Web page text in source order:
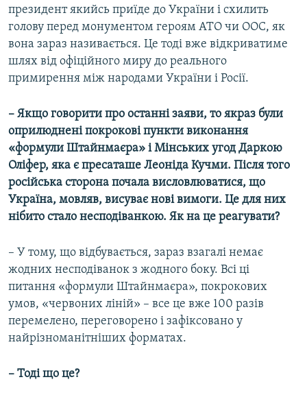
президент якийсь приїде до України і схилить
голову перед монументом героям АТО чи ООС, як
вона зараз називається. Це тоді вже відкриватиме
шлях від офіційного миру до реального
примирення між народами України і Росії.
– Якщо говорити про останні заяви, то якраз були
оприлюднені покрокові пункти виконання
«формули Штайнмаєра» і Мінських угод Даркою
Оліфер, яка є пресаташе Леоніда Кучми. Після того
російська сторона почала висловлюватися, що
Україна, мовляв, висуває нові вимоги. Це для них
нібито стало несподіванкою. Як на це реагувати?
– У тому, що відбувається, зараз взагалі немає
жодних несподіванок з жодного боку. Всі ці
питання «формули Штайнмаєра», покрокових
умов, «червоних ліній» – все це вже 100 разів
перемелено, переговорено і зафіксовано у
найрізноманітніших форматах.
– Тоді що це?